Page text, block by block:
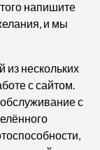
напишите
и мы
из нескольких
с сайтом.
с